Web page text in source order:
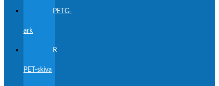
PETG-
ark
R
PET-skiva